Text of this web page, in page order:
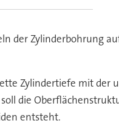
der Zylinderbohrung
Zylindertiefe mit der
die
entsteht.